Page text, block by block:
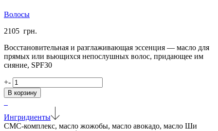
Волосы
2105 грн.
Восстановительная и разглаживающая эссенция — масло для
прямых или вьющихся непослушных волос, придающее им
сияние, SPF30
+- Количество
товара
Масло
разглаживающее
IAU
Sleek
В корзину
Ингридиенты
СМС-комплекс, масло жожобы, масло авокадо, масло Ши